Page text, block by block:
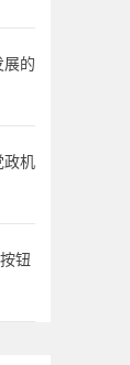
展的
政机
钮